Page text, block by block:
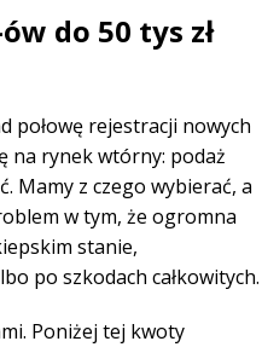
do 50 tys zł
połowę rejestracji nowych
na rynek wtórny: podaż
Mamy z czego wybierać, a
w tym, że ogromna
stanie,
po szkodach całkowitych.
Poniżej tej kwoty